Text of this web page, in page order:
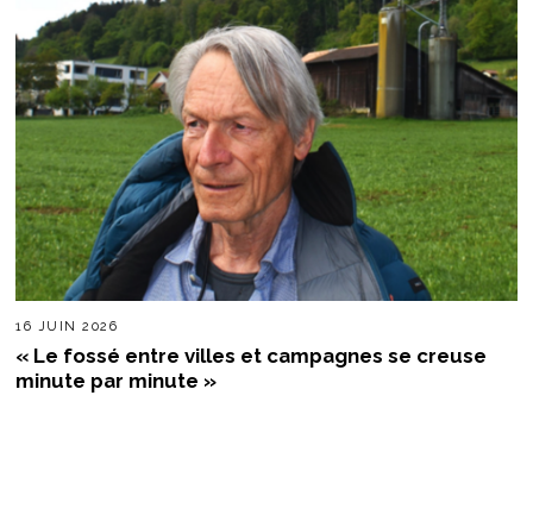
16 JUIN 2026
« Le fossé entre villes et campagnes se creuse
minute par minute »